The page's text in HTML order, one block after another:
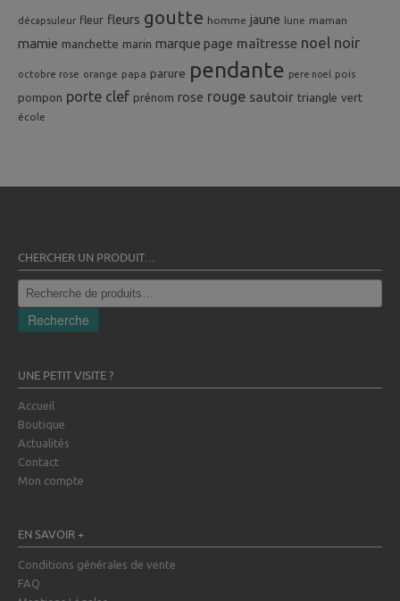
décapsuleur fleur fleurs goutte homme jaune lune maman
mamie manchette marin marque page maîtresse noel noir
octobre rose orange papa parure pendante pere noel pois
pompon porte clef prénom rose rouge sautoir triangle vert
école
CHERCHER UN PRODUIT…
Recherche
pour :
Recherche
UNE PETIT VISITE ?
Accueil
Boutique
Actualités
Contact
Mon compte
EN SAVOIR +
Conditions générales de vente
FAQ